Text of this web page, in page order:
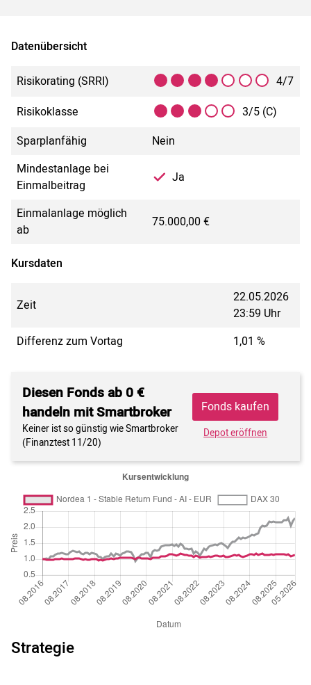
Datenübersicht
Risikorating (SRRI)
4/7
Risikoklasse
3/5 (C)
Sparplanfähig
Nein
Mindestanlage bei
Einmalbeitrag
Ja
Einmalanlage möglich
ab
75.000,00 €
Kursdaten
Zeit
22.05.2026
23:59 Uhr
Differenz zum Vortag
1,01 %
Diesen Fonds ab 0 €
handeln mit Smartbroker
Keiner ist so günstig wie Smartbroker
(Finanztest 11/20)
Fonds kaufen
Depot eröffnen
Strategie